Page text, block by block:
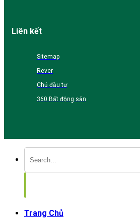
Liên kết
Sitemap
Rever
Chủ đầu tư
360 Bất động sản
Trang Chủ